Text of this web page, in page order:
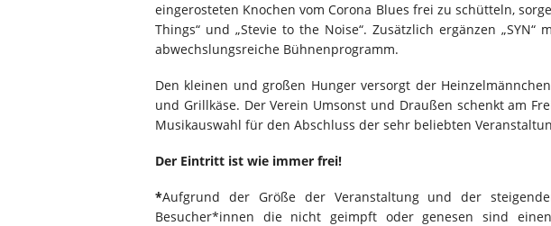
eingerosteten Knochen vom Corona Blues frei zu schütteln,
Things“ und „Stevie to the Noise“. Zusätzlich ergänzen
abwechslungsreiche Bühnenprogramm.
Den kleinen und großen Hunger versorgt der
und Grillkäse. Der Verein Umsonst und Draußen schenkt am
Musikauswahl für den Abschluss der sehr beliebten
Der Eintritt ist wie immer frei!
*Aufgrund der Größe der Veranstaltung und der
Besucher*innen die nicht geimpft oder genesen sind